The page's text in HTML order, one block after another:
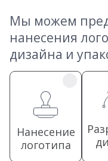
Мы можем
нанесения
дизайна и
Нанесение
логотипа